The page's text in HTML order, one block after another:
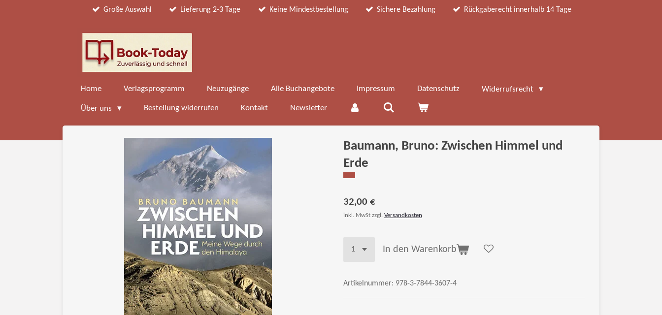
Große Auswahl Lieferung 2-3 Tage Keine Mindestbestellung Sichere Bezahlung Rückgaberecht innerhalb 14 Tage
Home Verlagsprogramm Neuzugänge Alle Buchangebote Impressum Datenschutz Widerrufsrecht
Über uns Bestellung widerrufen Kontakt Newsletter
Baumann, Bruno: Zwischen Himmel und
Erde
32,00 €
inkl. MwSt zzgl. Versandkosten
In den Warenkorb
Artikelnummer: 978-3-7844-3607-4